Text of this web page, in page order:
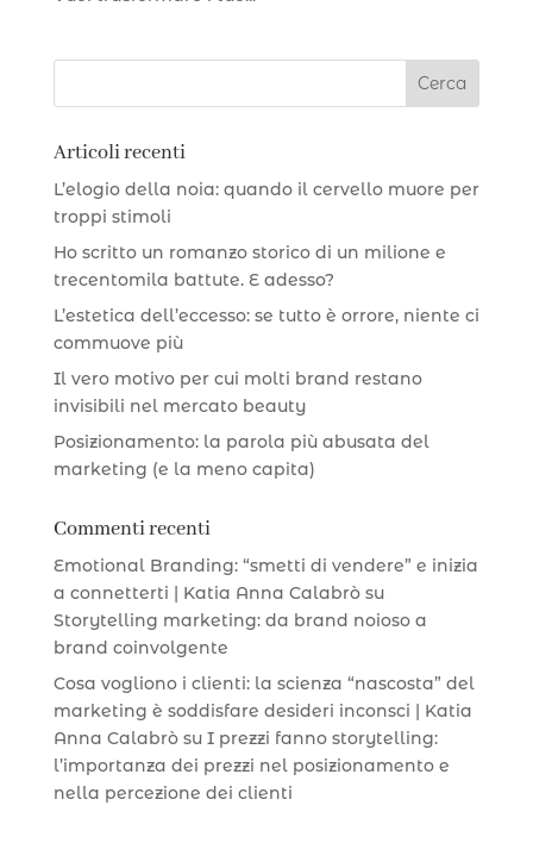
Articoli recenti
L’elogio della noia: quando il cervello muore per
troppi stimoli
Ho scritto un romanzo storico di un milione e
trecentomila battute. E adesso?
L’estetica dell’eccesso: se tutto è orrore, niente ci
commuove più
Il vero motivo per cui molti brand restano
invisibili nel mercato beauty
Posizionamento: la parola più abusata del
marketing (e la meno capita)
Commenti recenti
Emotional Branding: “smetti di vendere” e inizia
a connetterti | Katia Anna Calabròsu
Storytelling marketing: da brand noioso a
brand coinvolgente
Cosa vogliono i clienti: la scienza “nascosta” del
marketing è soddisfare desideri inconsci | Katia
Anna Calabròsu I prezzi fanno storytelling:
l’importanza dei prezzi nel posizionamento e
nella percezione dei clienti